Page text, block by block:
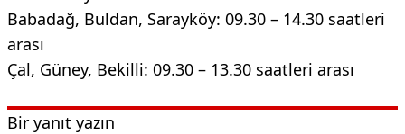
Babadağ, Buldan, Sarayköy: 09.30 – 14.30 saatleri
arası
Çal, Güney, Bekilli: 09.30 – 13.30 saatleri arası
Bir yanıt yazın